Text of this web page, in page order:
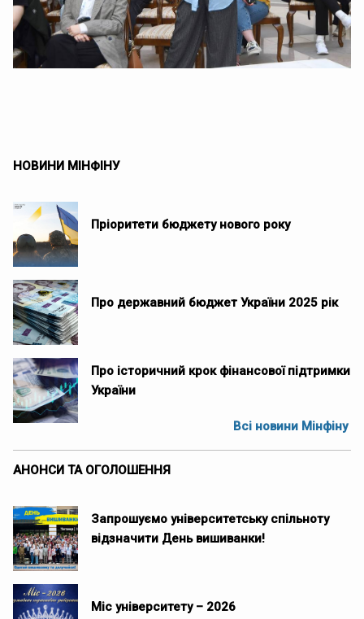
НОВИНИ МІНФІНУ
Пріоритети бюджету нового року
Про державний бюджет України 2025 рік
Про історичний крок фінансової підтримки
України
Всі новини Мінфіну
АНОНСИ ТА ОГОЛОШЕННЯ
Запрошуємо університетську спільноту
відзначити День вишиванки!
Міс університету – 2026